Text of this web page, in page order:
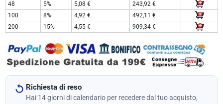
48
5% 5,08 €
243,92 €
100
8% 4,92 €
492,11 €
200
15% 4,55 € 909,34 €
Richiesta di reso
Hai 14 giorni di calendario per recedere dal tuo acquisto,